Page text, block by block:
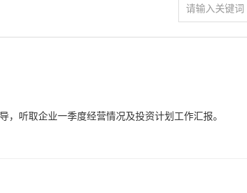
听取企业一季度经营情况及投资计划工作汇报。